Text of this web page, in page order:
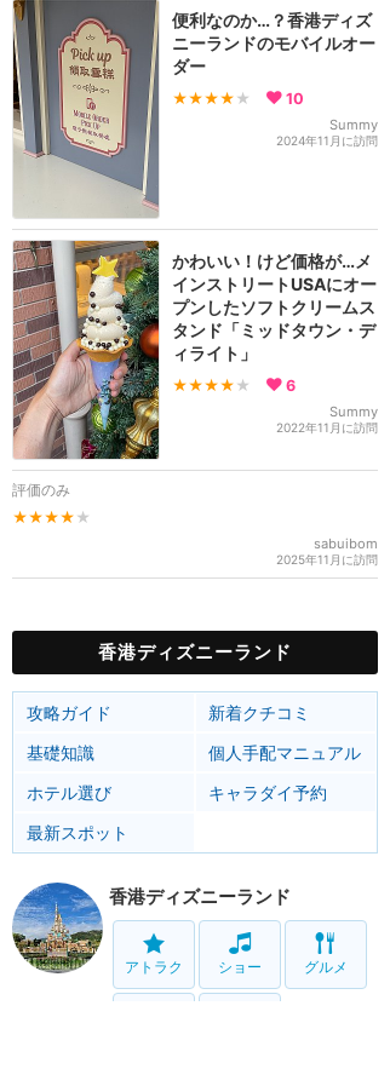
便利なのか…？香港ディズ
ニーランドのモバイルオー
ダー
★★★★ ★ 10
Summy
2024年11月に訪問
かわいい！けど価格が…メ
インストリートUSAにオー
プンしたソフトクリームス
タンド「ミッドタウン・デ
ィライト」
★★★★ ★ 6
Summy
2022年11月に訪問
評価のみ
★★★★ ★
sabuibom
2025年11月に訪問
香港ディズニーランド
攻略ガイド
新着クチコミ
基礎知識
個人手配マニュアル
ホテル選び
キャラダイ予約
最新スポット
香港ディズニーランド
アトラク ショー グルメ